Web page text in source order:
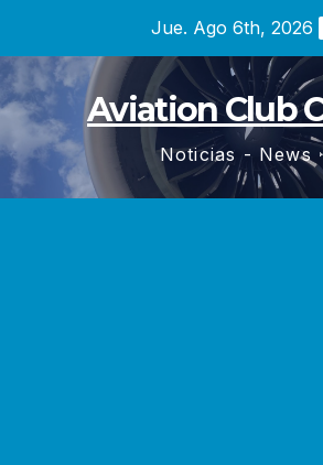
contenido
Jue. Ago 6th, 2026
Aviation Club
Noticias - News